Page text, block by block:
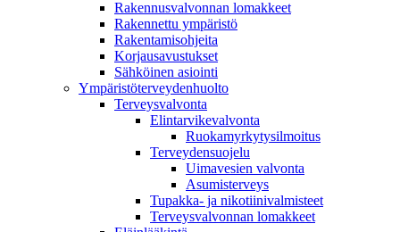
Rakennusvalvonnan lomakkeet
Rakennettu ympäristö
Rakentamisohjeita
Korjausavustukset
Sähköinen asiointi
Ympäristöterveydenhuolto
Terveysvalvonta
Elintarvikevalvonta
Ruokamyrkytysilmoitus
Terveydensuojelu
Uimavesien valvonta
Asumisterveys
Tupakka- ja nikotiinivalmisteet
Terveysvalvonnan lomakkeet